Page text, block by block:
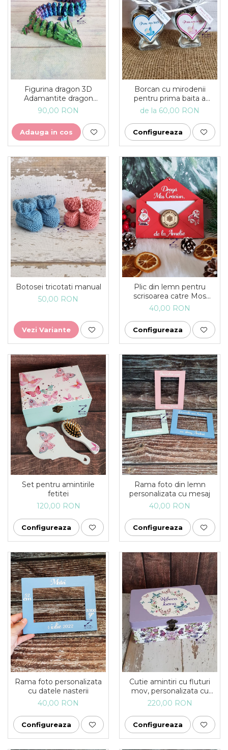
Figurina dragon 3D
Adamantite dragon
articulata
90,00 RON
Adauga in cos
Borcan cu mirodenii
pentru prima baita a
bebelusului dupa botez -
personalizat
de la 60,00 RON
Configureaza
Botosei tricotati manual
50,00 RON
Vezi Variante
Plic din lemn pentru
scrisoarea catre Mos
Craciun
40,00 RON
Configureaza
Set pentru amintirile
fetitei
120,00 RON
Configureaza
Rama foto din lemn
personalizata cu mesaj
40,00 RON
Configureaza
Rama foto personalizata
cu datele nasterii
40,00 RON
Configureaza
Cutie amintiri cu fluturi
mov, personalizata cu
nume
220,00 RON
Configureaza